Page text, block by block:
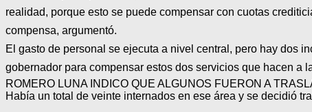
realidad, porque esto se puede compensar con cuotas
compensa, argumentó.
El gasto de personal se ejecuta a nivel central, pero hay dos
gobernador para compensar estos dos servicios que hacen a
ROMERO LUNA INDICO QUE ALGUNOS FUERON A
Había un total de veinte internados en ese área y se decidió